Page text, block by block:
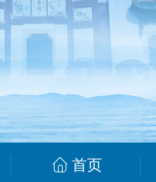
首页